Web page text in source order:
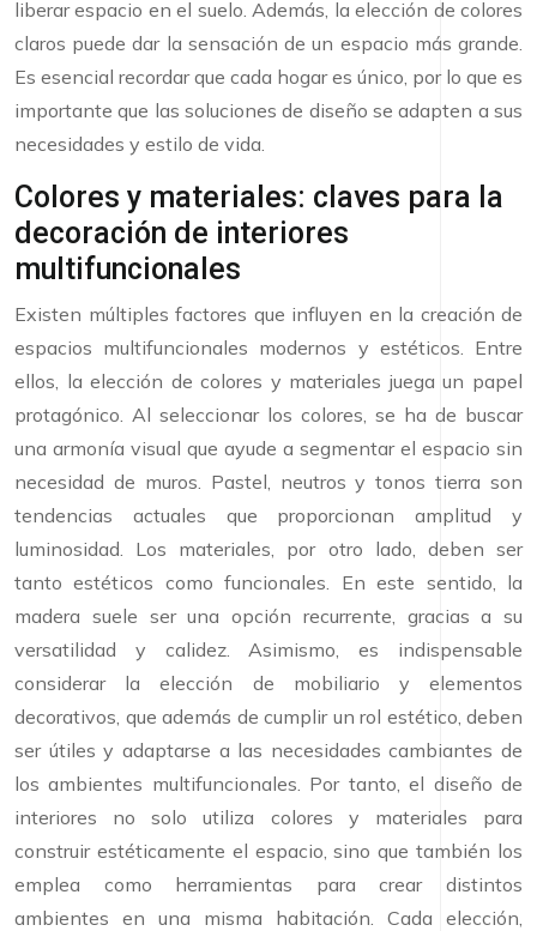
liberar espacio en el suelo. Además, la elección de colores
claros puede dar la sensación de un espacio más grande.
Es esencial recordar que cada hogar es único, por lo que es
importante que las soluciones de diseño se adapten a sus
necesidades y estilo de vida.
Colores y materiales: claves para la
decoración de interiores
multifuncionales
Existen múltiples factores que influyen en la creación de
espacios multifuncionales modernos y estéticos. Entre
ellos, la elección de colores y materiales juega un papel
protagónico. Al seleccionar los colores, se ha de buscar
una armonía visual que ayude a segmentar el espacio sin
necesidad de muros. Pastel, neutros y tonos tierra son
tendencias actuales que proporcionan amplitud y
luminosidad. Los materiales, por otro lado, deben ser
tanto estéticos como funcionales. En este sentido, la
madera suele ser una opción recurrente, gracias a su
versatilidad y calidez. Asimismo, es indispensable
considerar la elección de mobiliario y elementos
decorativos, que además de cumplir un rol estético, deben
ser útiles y adaptarse a las necesidades cambiantes de
los ambientes multifuncionales. Por tanto, el diseño de
interiores no solo utiliza colores y materiales para
construir estéticamente el espacio, sino que también los
emplea como herramientas para crear distintos
ambientes en una misma habitación. Cada elección,